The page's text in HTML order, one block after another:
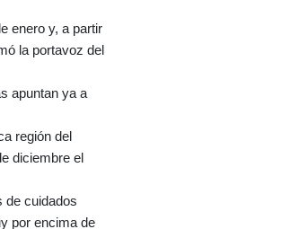
enero y, a partir
la portavoz del
apuntan ya a
región del
diciembre el
de cuidados
por encima de